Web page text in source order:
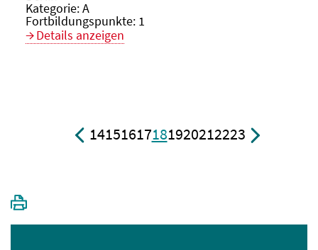
Kategorie:A
Fortbildungspunkte: 1
Details anzeigen
14151617181920212223